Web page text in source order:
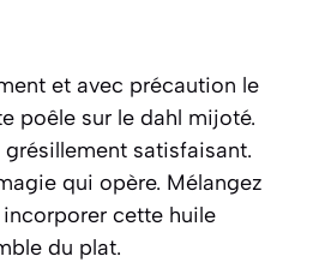
et avec précaution le
poêle sur le dahl mijoté.
satisfaisant.
qui opère. Mélangez
cette huile
du plat.